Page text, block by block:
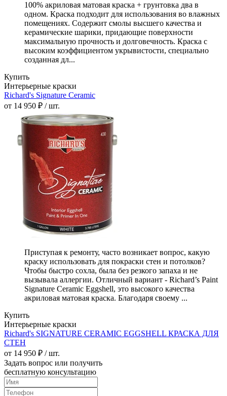
100% акриловая матовая краска + грунтовка два в
одном. Краска подходит для использования во влажных
помещениях. Содержит смолы высшего качества и
керамические шарики, придающие поверхности
максимальную прочность и долговечность. Краска с
высоким коэффициентом укрывистости, специально
созданная дл...
Купить
Интерьерные краски
Richard's Signature Ceramic
от 14 950 ₽ / шт.
Приступая к ремонту, часто возникает вопрос, какую
краску использовать для покраски стен и потолков?
Чтобы быстро сохла, была без резкого запаха и не
вызывала аллергии. Отличный вариант - Richard’s Paint
Signature Ceramic Eggshell, это высокого качества
акриловая матовая краска. Благодаря своему ...
Купить
Интерьерные краски
Richard's SIGNATURE CERAMIC EGGSHELL КРАСКА ДЛЯ
СТЕН
от 14 950 ₽ / шт.
Задать вопрос или получить
бесплатную консультацию